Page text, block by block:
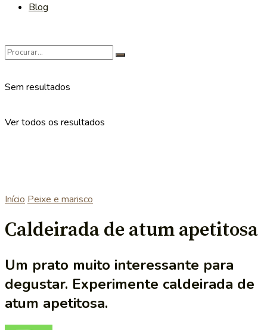
Blog
Sem resultados
Ver todos os resultados
Início Peixe e marisco
Caldeirada de atum apetitosa
Um prato muito interessante para
degustar. Experimente caldeirada de
atum apetitosa.